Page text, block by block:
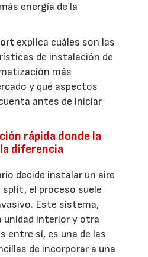
energía de la
explica cuáles son las
de instalación de
más
y qué aspectos
antes de iniciar
rápida donde la
diferencia
decide instalar un aire
el proceso suele
Este sistema,
unidad interior y otra
entre sí, es una de las
de incorporar a una